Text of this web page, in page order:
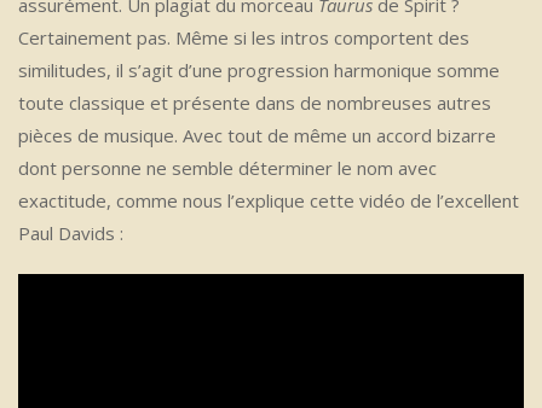
Certainement pas. Même si les intros comportent des
similitudes, il s’agit d’une progression harmonique somme
toute classique et présente dans de nombreuses autres
pièces de musique. Avec tout de même un accord bizarre
dont personne ne semble déterminer le nom avec
exactitude, comme nous l’explique cette vidéo de l’excellent
Paul Davids :